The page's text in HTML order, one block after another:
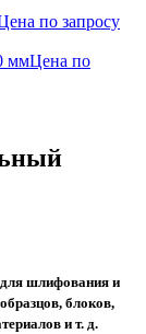
по запросу
ммЦена по
для шлифования и
блоков,
и т. д.